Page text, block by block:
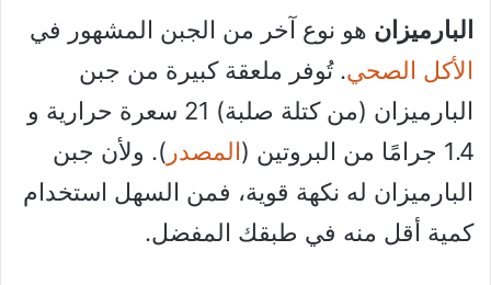
البارميزان هو نوع آخر من الجبن المشهور في
الأكل الصحي. تُوفر ملعقة كبيرة من جبن
البارميزان (من كتلة صلبة) 21 سعرة حرارية و
1.4 جرامًا من البروتين (
المصدر ). ولأن جبن
البارميزان له نكهة قوية، فمن السهل استخدام
كمية أقل منه في طبقك المفضل.